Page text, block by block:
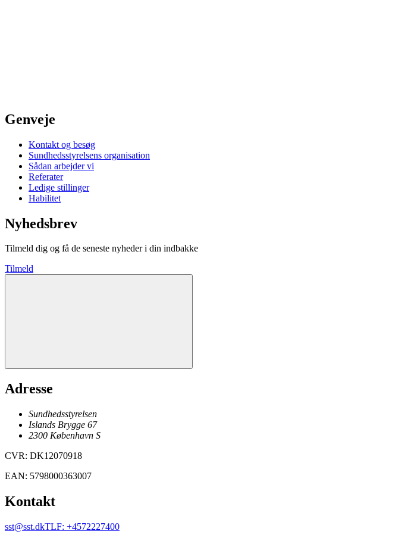
Genveje
Kontakt og besøg
Sundhedsstyrelsens organisation
Sådan arbejder vi
Referater
Ledige stillinger
Habilitet
Nyhedsbrev
Tilmeld dig og få de seneste nyheder i din indbakke
Tilmeld
Adresse
Sundhedsstyrelsen
Islands Brygge 67
2300 København S
CVR: DK12070918
EAN: 5798000363007
Kontakt
sst@sst.dkTLF: +4572227400